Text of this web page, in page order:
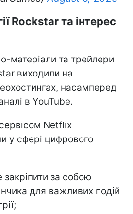
Rockstar та інтерес
матеріали та трейлери
виходили на
насамперед
в YouTube.
Netflix
у сфері цифрового
за собою
для важливих подій